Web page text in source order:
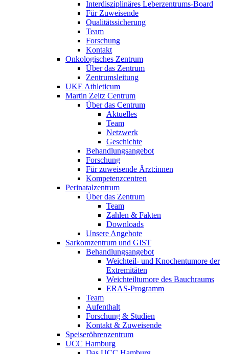
Interdisziplinäres Leberzentrums-Board
Für Zuweisende
Qualitätssicherung
Team
Forschung
Kontakt
Onkologisches Zentrum
Über das Zentrum
Zentrumsleitung
UKE Athleticum
Martin Zeitz Centrum
Über das Centrum
Aktuelles
Team
Netzwerk
Geschichte
Behandlungsangebot
Forschung
Für zuweisende Ärzt:innen
Kompetenzcentren
Perinatalzentrum
Über das Zentrum
Team
Zahlen & Fakten
Downloads
Unsere Angebote
Sarkomzentrum und GIST
Behandlungsangebot
Weichteil- und Knochentumore der
Extremitäten
Weichteiltumore des Bauchraums
ERAS-Programm
Team
Aufenthalt
Forschung & Studien
Kontakt & Zuweisende
Speiseröhrenzentrum
UCC Hamburg